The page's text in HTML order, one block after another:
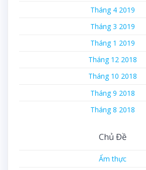
Tháng 4 2019
Tháng 3 2019
Tháng 1 2019
Tháng 12 2018
Tháng 10 2018
Tháng 9 2018
Tháng 8 2018
Chủ Đề
Ẩm thực